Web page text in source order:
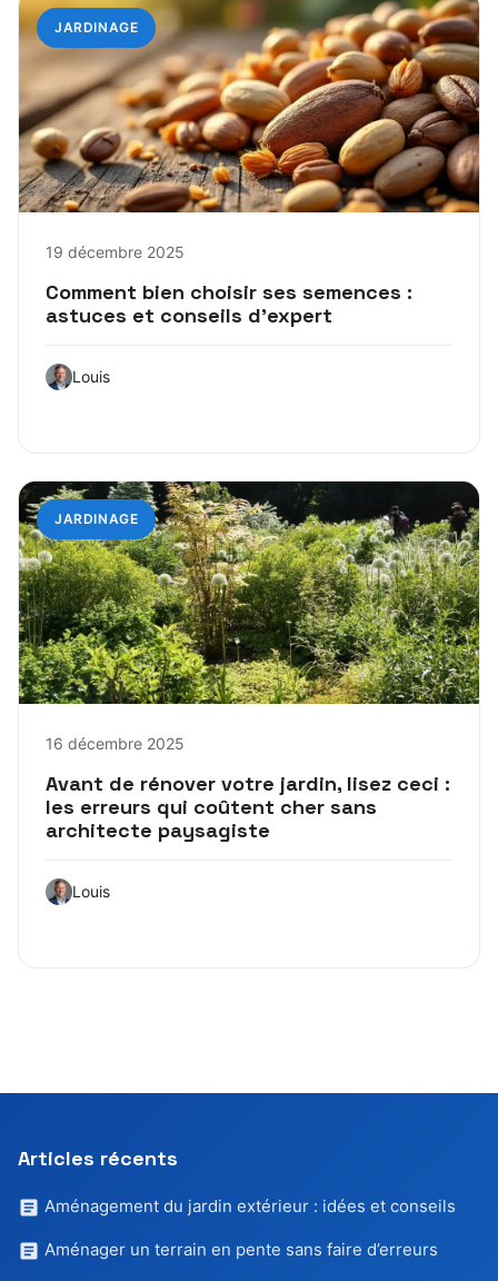
JARDINAGE
19 décembre 2025
Comment bien choisir ses semences :
astuces et conseils d’expert
Louis
JARDINAGE
16 décembre 2025
Avant de rénover votre jardin, lisez ceci :
les erreurs qui coûtent cher sans
architecte paysagiste
Louis
Articles récents
Aménagement du jardin extérieur : idées et conseils
Aménager un terrain en pente sans faire d’erreurs